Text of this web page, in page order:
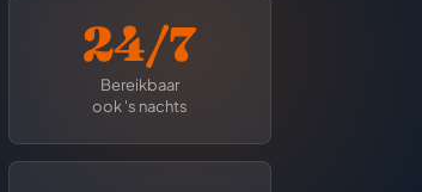
24/7
Bereikbaar
ook 's nachts